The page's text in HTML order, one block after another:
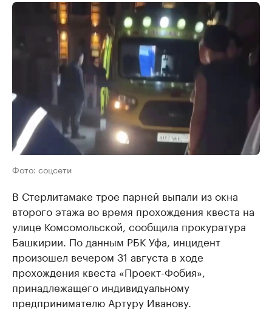
Фото: соцсети
В Стерлитамаке трое парней выпали из окна
второго этажа во время прохождения квеста на
улице Комсомольской, сообщила прокуратура
Башкирии. По данным РБК Уфа, инцидент
произошел вечером 31 августа в ходе
прохождения квеста «Проект-Фобия»,
принадлежащего индивидуальному
предпринимателю Артуру Иванову.